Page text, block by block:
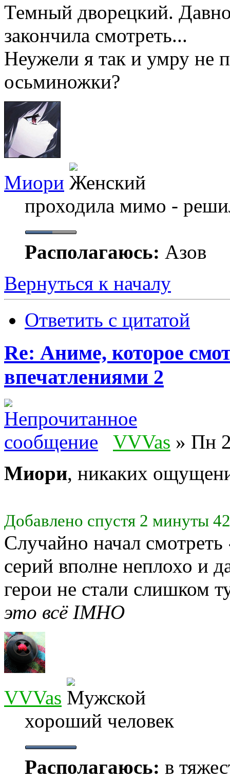
Темный дворецкий. Давно
закончила смотреть...
Неужели я так и умру не
осьминожки?
Миори
проходила мимо -
Располагаюсь: Азов
Вернуться к началу
Ответить с цитатой
Re: Аниме, которое
впечатлениями 2
VVVas » Пн
Миори, никаких
Добавлено спустя 2 минуты
Случайно начал
серий вполне неплохо и
герои не стали слишком
это всё IMHO
VVVas
хороший человек
Располагаюсь: в